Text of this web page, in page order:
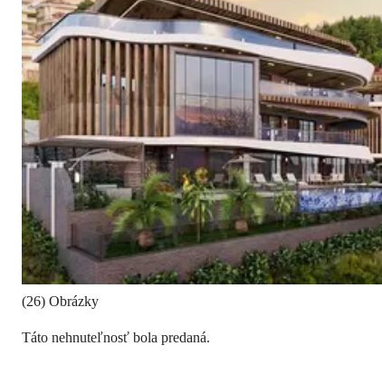
(26) Obrázky
Táto nehnuteľnosť bola predaná.